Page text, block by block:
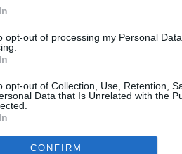
opt-out of processing my Personal
opt-out of Collection, Use, Retention,
Data that Is Unrelated with the
CONFIRM